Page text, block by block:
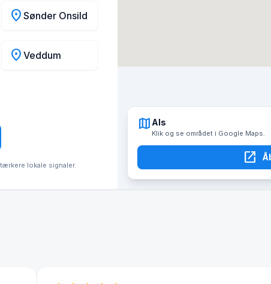
location_on Sønder Onsild
location_on Veddum
lokale signaler.
map Als
Klik og se området i Google Maps.
open_in_new